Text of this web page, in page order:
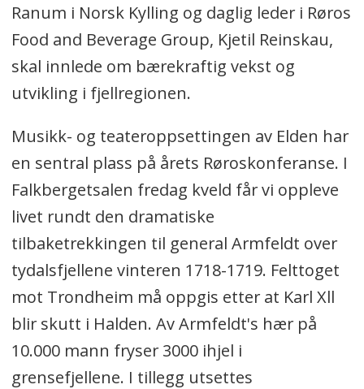
Ranum i Norsk Kylling og daglig leder i Røros
Food and Beverage Group, Kjetil Reinskau,
skal innlede om bærekraftig vekst og
utvikling i fjellregionen.
Musikk- og teateroppsettingen av Elden har
en sentral plass på årets Røroskonferanse. I
Falkbergetsalen fredag kveld får vi oppleve
livet rundt den dramatiske
tilbaketrekkingen til general Armfeldt over
tydalsfjellene vinteren 1718-1719. Felttoget
mot Trondheim må oppgis etter at Karl Xll
blir skutt i Halden. Av Armfeldt's hær på
10.000 mann fryser 3000 ihjel i
grensefjellene. I tillegg utsettes